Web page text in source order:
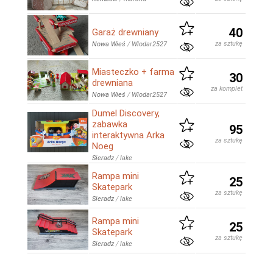
Garaż drewniany
Nowa Wieś / Wlodar2527
40
za sztukę
Miasteczko + farma
drewniana
Nowa Wieś / Wlodar2527
30
za komplet
Dumel Discovery,
zabawka
interaktywna Arka
Noeg
Sieradz /lake
95
za sztukę
Rampa mini
Skatepark
Sieradz /lake
25
za sztukę
Rampa mini
Skatepark
Sieradz /lake
25
za sztukę